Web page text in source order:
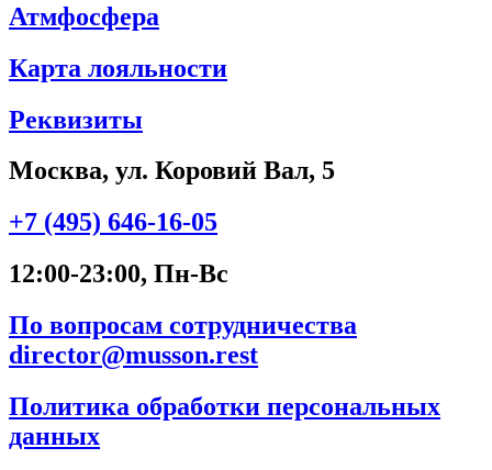
Атмфосфера
Карта лояльности
Реквизиты
Москва, ул. Коровий Вал, 5
+7 (495) 646-16-05
12:00-23:00, Пн-Вс
По вопросам сотрудничества
director@musson.rest
Политика обработки персональных
данных